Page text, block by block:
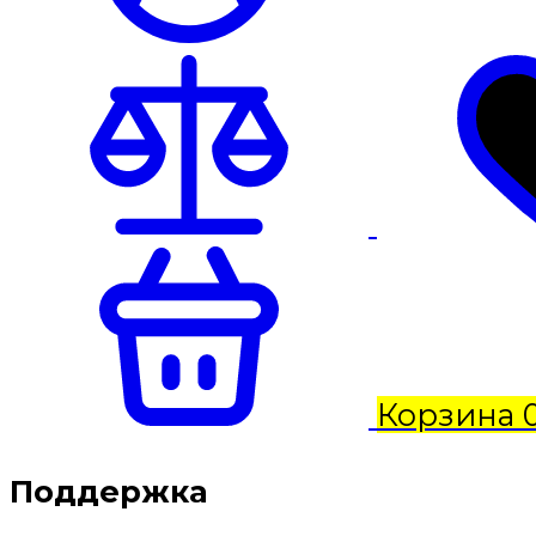
Корзина
Поддержка